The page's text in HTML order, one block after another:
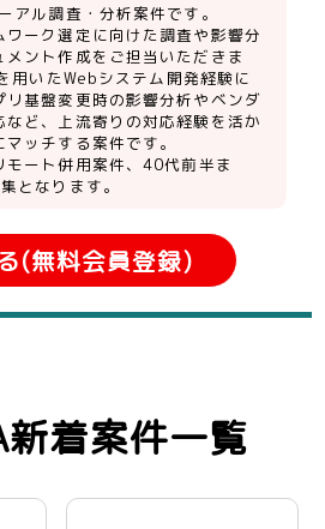
アル調査・分析案件です。
ワーク選定に向けた調査や影響分
メント作成をご担当いただきま
用いたWebシステム開発経験に
リ基盤変更時の影響分析やベンダ
など、上流寄りの対応経験を活か
マッチする案件です。
モート併用案件、40代前半ま
となります。
(無料会員登録)
新着案件一覧